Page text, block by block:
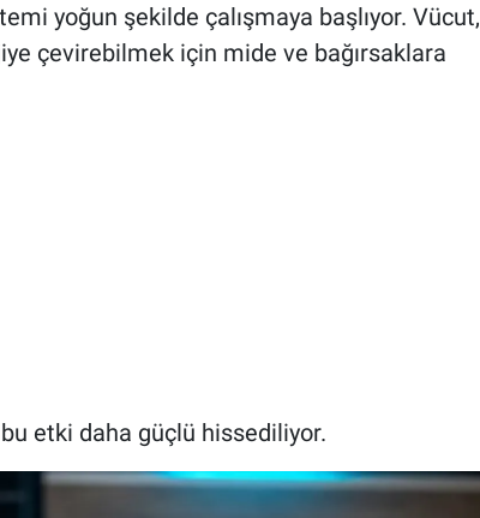
yoğun şekilde çalışmaya başlıyor. Vücut,
çevirebilmek için mide ve bağırsaklara
etki daha güçlü hissediliyor.